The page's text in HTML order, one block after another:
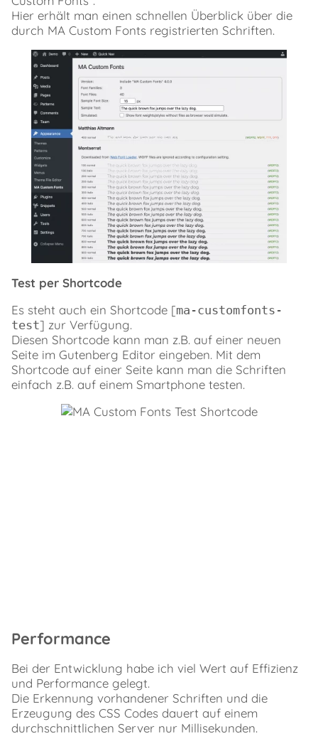
Hier erhält man einen schnellen Überblick über die
durch MA Custom Fonts registrierten Schriften.
Test per Shortcode
Es steht auch ein Shortcode [ma-customfonts-
test] zur Verfügung.
Diesen Shortcode kann man z.B. auf einer neuen
Seite im Gutenberg Editor eingeben. Mit dem
Shortcode auf einer Seite kann man die Schriften
einfach z.B. auf einem Smartphone testen.
Performance
Bei der Entwicklung habe ich viel Wert auf Effizienz
und Performance gelegt.
Die Erkennung vorhandener Schriften und die
Erzeugung des CSS Codes dauert auf einem
durchschnittlichen Server nur Millisekunden.